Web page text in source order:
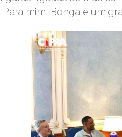
“Para mim, Bonga é um